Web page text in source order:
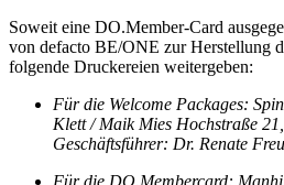
Soweit eine DO.Member-Card
von defacto BE/ONE zur Herstellung
folgende Druckereien weitergeben:
Für die Welcome Packages:
Klett / Maik Mies Hochstraße
Geschäftsführer: Dr. Renate
Für die DO.Membercard: